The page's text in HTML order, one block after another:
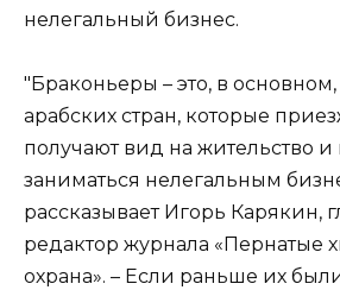
нелегальный бизнес.
"Браконьеры – это, в
арабских стран, которые
получают вид на жительство
заниматься нелегальным
рассказывает Игорь Карякин,
редактор журнала «Пернатые
охрана». – Если раньше их